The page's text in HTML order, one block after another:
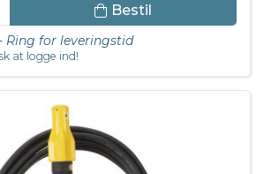
Bestil
Ring for leveringstid
at logge ind!